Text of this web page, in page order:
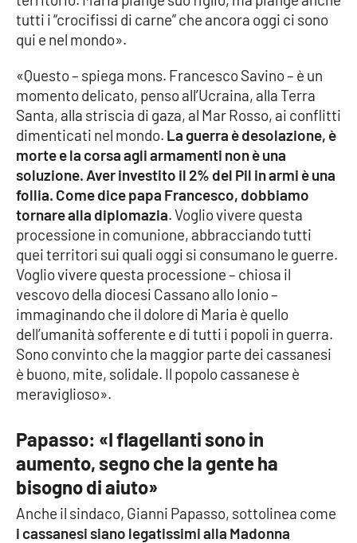
SPECIALI
Buona Sanità Calabria
LA
CALABRIAVISIONE
Destinazioni
Eventi
Food
Storie
LAC
NETWORK
Lacplay.it
Lactv.it
Laconair.it
Lacitymag.it
Lacapitalenews.it
tutti i “crocifissi di carne” che ancora oggi ci sono
qui e nel mondo».
«Questo – spiega mons. Francesco Savino – è un
momento delicato, penso all’Ucraina, alla Terra
Santa, alla striscia di gaza, al Mar Rosso, ai conflitti
dimenticati nel mondo. La guerra è desolazione, è
morte e la corsa agli armamenti non è una
soluzione. Aver investito il 2% del Pil in armi è una
follia. Come dice papa Francesco, dobbiamo
tornare alla diplomazia. Voglio vivere questa
processione in comunione, abbracciando tutti
quei territori sui quali oggi si consumano le guerre.
Voglio vivere questa processione – chiosa il
vescovo della diocesi Cassano allo Ionio –
immaginando che il dolore di Maria è quello
dell’umanità sofferente e di tutti i popoli in guerra.
Sono convinto che la maggior parte dei cassanesi
è buono, mite, solidale. Il popolo cassanese è
meraviglioso».
Papasso: «I flagellanti sono in
aumento, segno che la gente ha
bisogno di aiuto»
Anche il sindaco, Gianni Papasso, sottolinea come
i cassanesi siano legatissimi alla Madonna